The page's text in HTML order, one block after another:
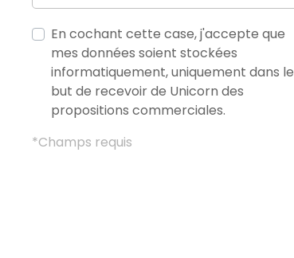
En cochant cette case, j'accepte que
mes données soient stockées
informatiquement, uniquement dans le
but de recevoir de Unicorn des
propositions commerciales.
*Champs requis